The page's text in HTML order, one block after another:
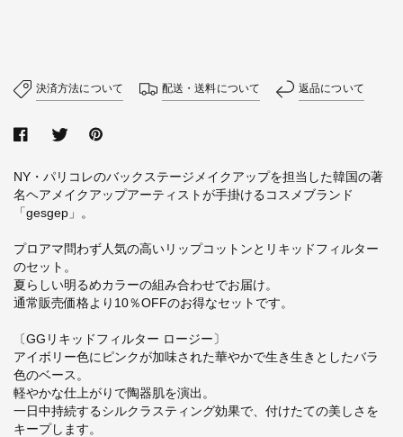
決済方法について 配送・送料について 返品について
NY・パリコレのバックステージメイクアップを担当した韓国の著
名ヘアメイクアップアーティストが手掛けるコスメブランド
「gesgep」。
プロアマ問わず人気の高いリップコットンとリキッドフィルター
のセット。
夏らしい明るめカラーの組み合わせでお届け。
通常販売価格より10％OFFのお得なセットです。
〔GGリキッドフィルター ロージー〕
アイボリー色にピンクが加味された華やかで生き生きとしたバラ
色のベース。
軽やかな仕上がりで陶器肌を演出。
一日中持続するシルクラスティング効果で、付けたての美しさを
キープします。